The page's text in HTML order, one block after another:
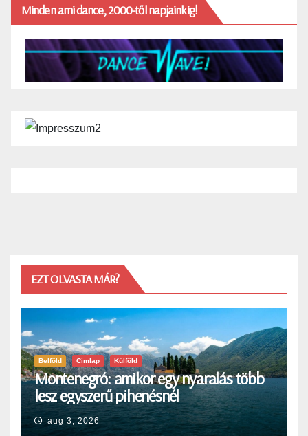
Minden ami dance, 2000-től napjainkig!
EZT OLVASTA MÁR?
Belföld Címlap Külföld
Montenegró: amikor egy nyaralás több
lesz egyszerű pihenésnél
aug 3, 2026